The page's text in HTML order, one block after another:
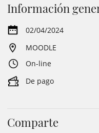
Información
02/04/2024
MOODLE
On-line
De pago
Comparte